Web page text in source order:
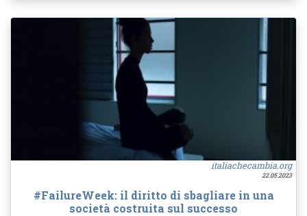
italiachecambia.org
22.05.2023
#FailureWeek: il diritto di sbagliare in una
società costruita sul successo